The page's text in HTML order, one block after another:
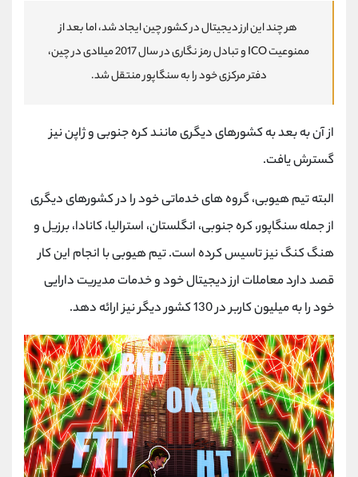
هر چند این ارز دیجیتال در کشور چین ایجاد شد، اما بعد از
ممنوعیت ICO و تبادل رمز نگاری در سال 2017 میلادی در چین،
دفتر مرکزی خود را به سنگاپور منتقل شد.
از آن به بعد به کشورهای دیگری مانند کره جنوبی و ژاپن نیز
گسترش یافت.
البته تیم هیوبی، گروه های خدماتی خود را در کشورهای دیگری
از جمله سنگاپور، کره جنوبی، انگلستان، استرالیا، کانادا، برزیل و
هنگ کنگ نیز تاسیس کرده است. تیم هیوبی با انجام این کار
قصد دارد معاملات ارز دیجیتال خود و خدمات مدیریت دارایی
خود را به میلیون کاربر در 130 کشور دیگر نیز ارائه دهد.